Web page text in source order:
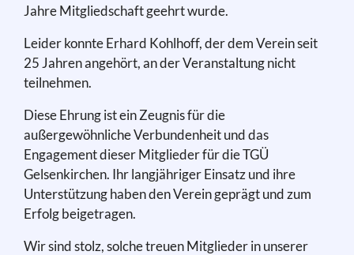
Jahre Mitgliedschaft geehrt wurde.
Leider konnte Erhard Kohlhoff, der dem Verein seit
25 Jahren angehört, an der Veranstaltung nicht
teilnehmen.
Diese Ehrung ist ein Zeugnis für die
außergewöhnliche Verbundenheit und das
Engagement dieser Mitglieder für die TGÜ
Gelsenkirchen. Ihr langjähriger Einsatz und ihre
Unterstützung haben den Verein geprägt und zum
Erfolg beigetragen.
Wir sind stolz, solche treuen Mitglieder in unserer